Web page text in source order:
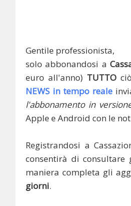
Gentile professionista,
solo abbonandosi a
euro all'anno) TUTTO
NEWS in tempo reale
l'abbonamento in
Apple e Android con le
Registrandosi a
consentirà di
maniera completa gli
giorni.